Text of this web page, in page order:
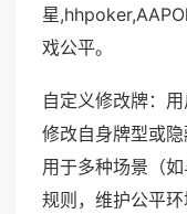
星
戏公平。
自定义修改牌：
修改自身牌型或
用于多种场景（
规则，维护公平环